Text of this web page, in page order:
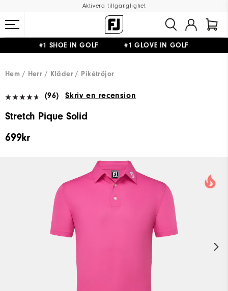
Aktivera tillgänglighet
#1 SHOE IN GOLF #1 GLOVE IN GOLF
Hem
Herr Kläder Pikétröjor
(96) Skriv en recension
Stretch Pique Solid
699kr